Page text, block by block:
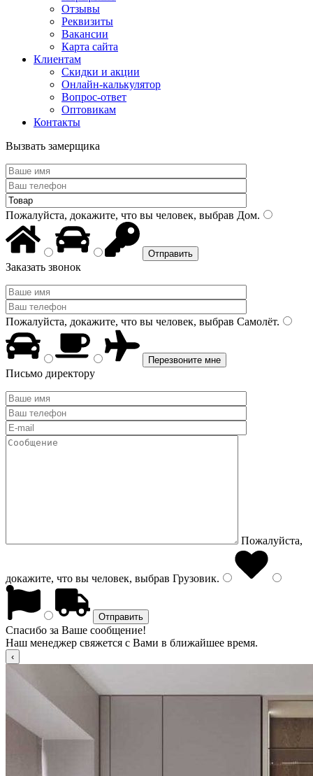
Отзывы
Реквизиты
Вакансии
Карта сайта
Клиентам
Скидки и акции
Онлайн-калькулятор
Вопрос-ответ
Оптовикам
Контакты
Вызвать замерщика
Пожалуйста, докажите, что вы человек, выбрав Дом.
Заказать звонок
Пожалуйста, докажите, что вы человек, выбрав Самолёт.
Письмо директору
Пожалуйста,
докажите, что вы человек, выбрав Грузовик.
Спасибо за Ваше сообщение!
Наш менеджер свяжется с Вами в ближайшее время.